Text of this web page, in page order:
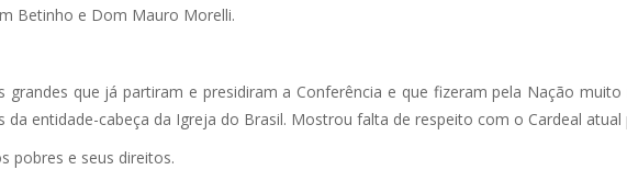
Betinho e Dom Mauro Morelli.
que já partiram e presidiram a Conferência e que fizeram pela Nação
entidade-cabeça da Igreja do Brasil. Mostrou falta de respeito com o Cardeal atual
pobres e seus direitos.